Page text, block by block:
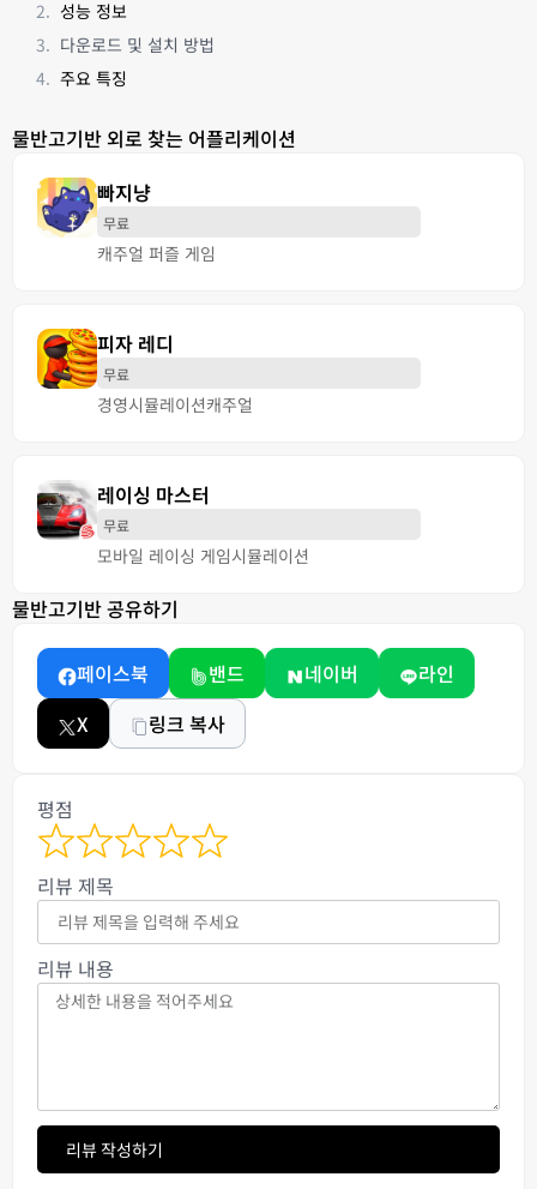
성능 정보
다운로드 및 설치 방법
주요 특징
물반고기반 외로 찾는 어플리케이션
빠지냥
무료
캐주얼 퍼즐 게임
피자 레디
무료
경영시뮬레이션캐주얼
레이싱 마스터
무료
모바일 레이싱 게임시뮬레이션
물반고기반 공유하기
페이스북 밴드 네이버
라인
X
링크 복사
평점
리뷰 제목
리뷰 내용
리뷰 작성하기